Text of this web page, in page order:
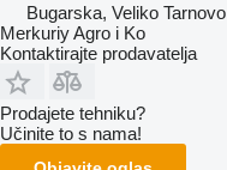
Bugarska, Veliko Tarnovo
Merkuriy Agro i Ko
Kontaktirajte prodavatelja
Prodajete tehniku?
Učinite to s nama!